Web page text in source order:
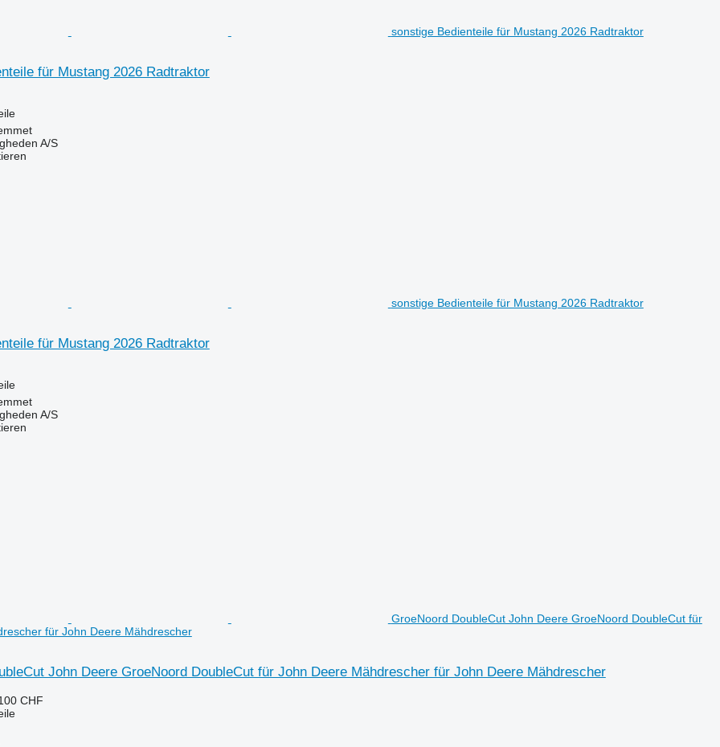
sonstige Bedienteile für Mustang 2026 Radtraktor
für Mustang 2026 Radtraktor
A/S
sonstige Bedienteile für Mustang 2026 Radtraktor
für Mustang 2026 Radtraktor
A/S
GroeNoord DoubleCut John Deere GroeNoord DoubleCut für
für John Deere Mähdrescher
John Deere GroeNoord DoubleCut für John Deere Mähdrescher für John Deere Mähdrescher
CHF